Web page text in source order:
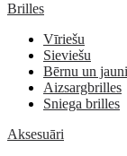
Brilles
Vīriešu
Sieviešu
Bērnu un
Aizsargbrilles
Sniega brilles
Aksesuāri